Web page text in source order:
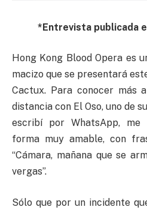
*Entrevista publicada
Hong Kong Blood Opera es
macizo que se presentará
Cactux. Para conocer más
distancia con El Oso, uno de
escribí por WhatsApp,
forma muy amable, con
“Cámara, mañana que se
vergas”.
Sólo que por un incidente